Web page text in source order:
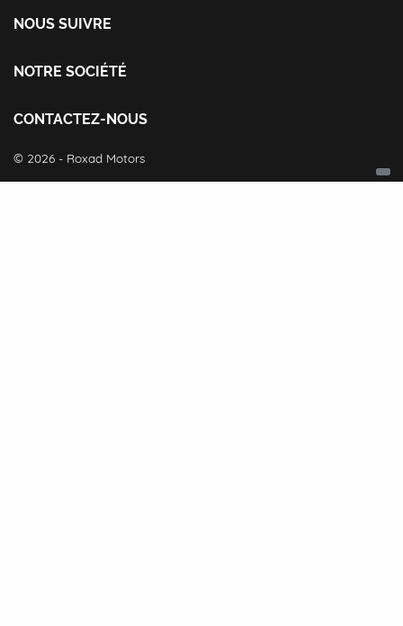
Informations personnelles
Avoirs
Bons de réduction
NOUS SUIVRE
Instagram
NOTRE SOCIÉTÉ
Mentions légales
Qui sommes-nous ?
Paiement sécurisé
CONTACTEZ-NOUS
2 rue d'hurtebise
© 2026 - Roxad Motors